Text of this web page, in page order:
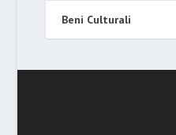
Beni Culturali